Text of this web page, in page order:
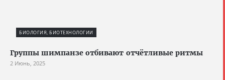
БИОЛОГИЯ, БИОТЕХНОЛОГИИ
Группы шимпанзе отбивают отчётливые ритмы
2 Июнь, 2025